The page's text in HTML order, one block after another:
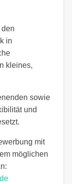
in
kleines,
sowie
und
mit
möglichen